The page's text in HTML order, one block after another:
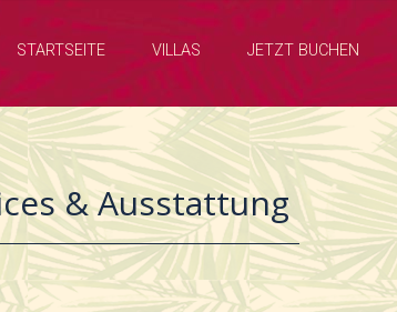
STARTSEITE VILLAS JETZT BUCHEN
& Ausstattung